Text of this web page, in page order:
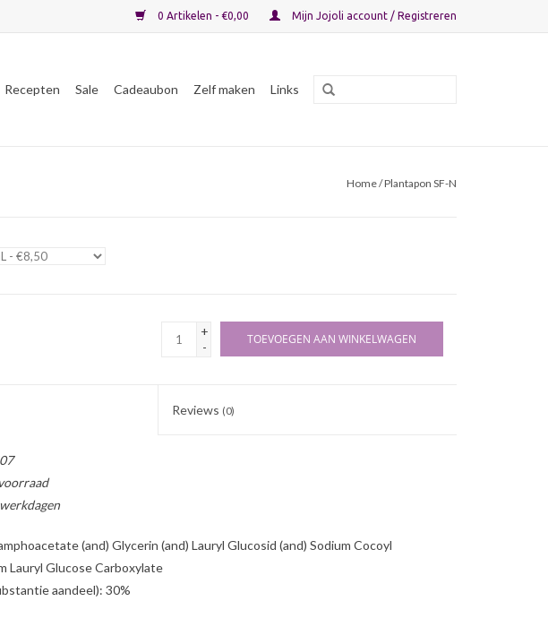
0 Artikelen - €0,00 Mijn Jojoli account / Registreren
Recepten Sale Cadeaubon Zelf maken Links
Home/ Plantapon SF-N
+
-
TOEVOEGEN AAN WINKELWAGEN
Reviews (0)
(and) Glycerin (and) Lauryl Glucosid (and) Sodium Cocoyl
Lauryl Glucose Carboxylate
aandeel): 30%